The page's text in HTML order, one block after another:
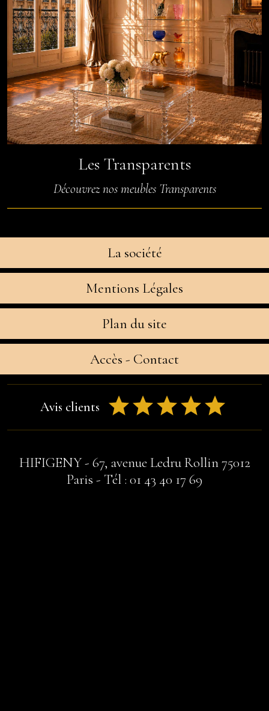
Les Transparents
Découvrez nos meubles Transparents
La société
Mentions Légales
Plan du site
Accès - Contact
Avis clients
HIFIGENY - 67, avenue Ledru Rollin 75012
Paris - Tél : 01 43 40 17 69